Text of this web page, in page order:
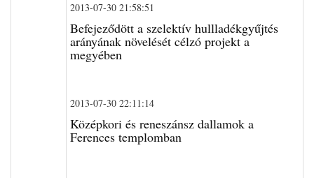
2013-07-30 21:58:51
Befejeződött a szelektív hullladékgyűjtés
arányának növelését célzó projekt a
megyében
2013-07-30 22:11:14
Középkori és reneszánsz dallamok a
Ferences templomban